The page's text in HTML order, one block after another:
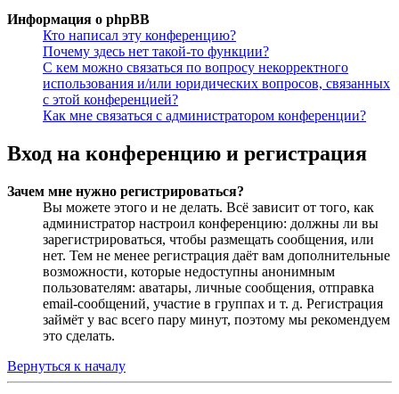
Информация о phpBB
Кто написал эту конференцию?
Почему здесь нет такой-то функции?
С кем можно связаться по вопросу некорректного
использования и/или юридических вопросов, связанных
с этой конференцией?
Как мне связаться с администратором конференции?
Вход на конференцию и регистрация
Зачем мне нужно регистрироваться?
Вы можете этого и не делать. Всё зависит от того, как
администратор настроил конференцию: должны ли вы
зарегистрироваться, чтобы размещать сообщения, или
нет. Тем не менее регистрация даёт вам дополнительные
возможности, которые недоступны анонимным
пользователям: аватары, личные сообщения, отправка
email-сообщений, участие в группах и т. д. Регистрация
займёт у вас всего пару минут, поэтому мы рекомендуем
это сделать.
Вернуться к началу